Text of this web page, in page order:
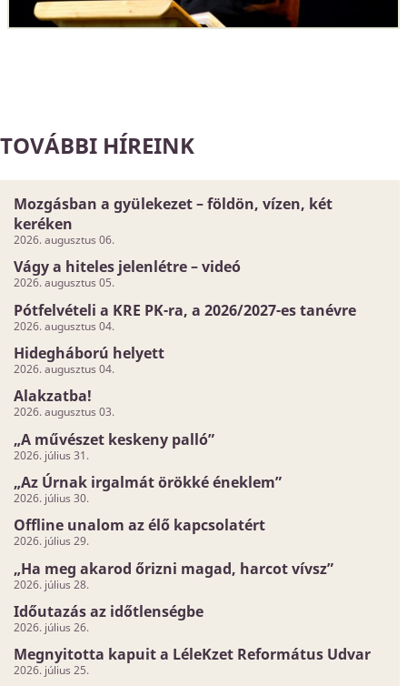
TOVÁBBI HÍREINK
Mozgásban a gyülekezet – földön, vízen, két
keréken
2026. augusztus 06.
Vágy a hiteles jelenlétre – videó
2026. augusztus 05.
Pótfelvételi a KRE PK-ra, a 2026/2027-es tanévre
2026. augusztus 04.
Hidegháború helyett
2026. augusztus 04.
Alakzatba!
2026. augusztus 03.
„A művészet keskeny palló”
2026. július 31.
„Az Úrnak irgalmát örökké éneklem”
2026. július 30.
Offline unalom az élő kapcsolatért
2026. július 29.
„Ha meg akarod őrizni magad, harcot vívsz”
2026. július 28.
Időutazás az időtlenségbe
2026. július 26.
Megnyitotta kapuit a LéleKzet Református Udvar
2026. július 25.